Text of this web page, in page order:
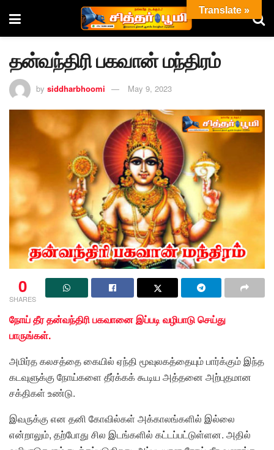
தன்வந்திரி பகவான் மந்திரம்
by siddharbhoomi May 9, 2023
0
SHARES
நோய் தீர தன்வந்திரி பகவானை இப்படி வழிபாடு செய்து
பாருங்கள்.
அமிர்த கலசத்தை கையில் ஏந்தி மூவுலகத்தையும் பார்க்கும் இந்த
கடவுளுக்கு நோய்களை தீர்க்கக் கூடிய அத்தனை அற்புதமான
சக்திகள் உண்டு.
இவருக்கு என தனி கோவில்கள் அக்காலங்களில் இல்லை
என்றாலும், தற்போது சில இடங்களில் கட்டப்பட்டுள்ளன. அதில்
Translate »